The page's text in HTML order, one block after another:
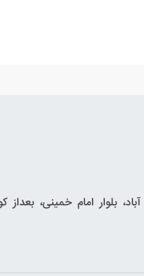
بلوار امام خمینی، بعداز